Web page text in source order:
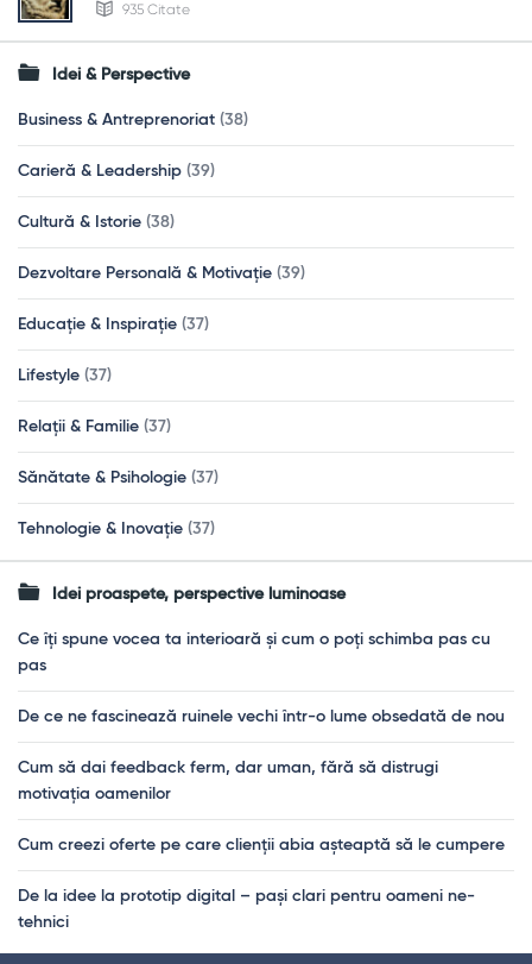
935 Citate
Idei & Perspective
Business & Antreprenoriat (38)
Carieră & Leadership (39)
Cultură & Istorie (38)
Dezvoltare Personală & Motivație (39)
Educație & Inspirație (37)
Lifestyle (37)
Relații & Familie (37)
Sănătate & Psihologie (37)
Tehnologie & Inovație (37)
Idei proaspete, perspective luminoase
Ce îți spune vocea ta interioară și cum o poți schimba pas cu
pas
De ce ne fascinează ruinele vechi într-o lume obsedată de nou
Cum să dai feedback ferm, dar uman, fără să distrugi
motivația oamenilor
Cum creezi oferte pe care clienții abia așteaptă să le cumpere
De la idee la prototip digital – pași clari pentru oameni ne-
tehnici